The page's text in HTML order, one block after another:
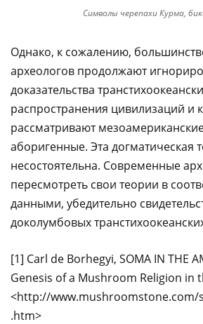
Символы черепахи Курма,
Однако, к сожалению,
археологов продолжают
доказательства
распространения цивилизаций и
рассматривают
аборигенные. Эта догматическая
несостоятельна. Современные
пересмотреть свои теории в
данными, убедительно
доколумбовых
[1] Carl de Borhegyi, SOMA IN THE
Genesis of a Mushroom Religion in
<http://www.mushroomstone.com/
.htm>